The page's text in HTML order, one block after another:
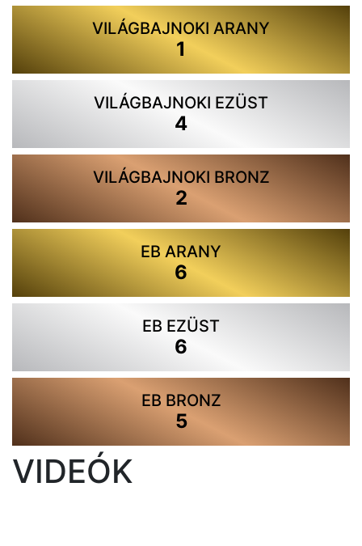
VILÁGBAJNOKI ARANY
1
VILÁGBAJNOKI EZÜST
4
VILÁGBAJNOKI BRONZ
2
EB ARANY
6
EB EZÜST
6
EB BRONZ
5
VIDEÓK